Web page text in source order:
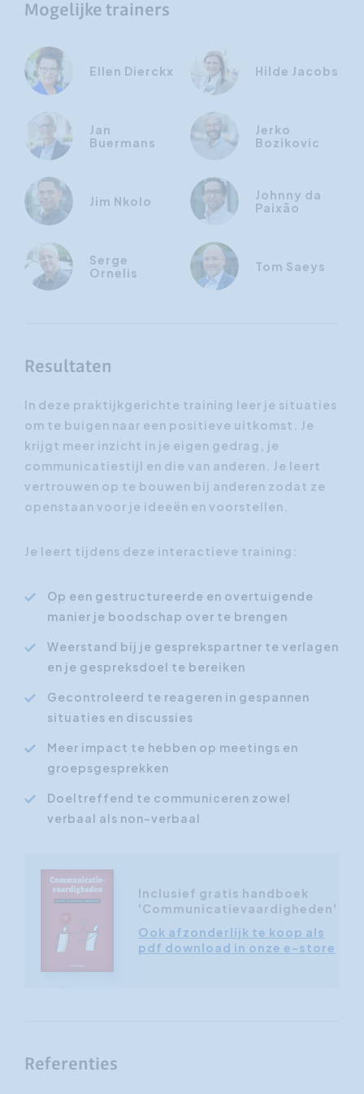
Mogelijke trainers
Ellen Dierckx Hilde Jacobs
Jan
Buermans
Jerko
Bozikovic
Jim Nkolo
Johnny da
Paixão
Serge
Ornelis
Tom Saeys
Resultaten
In deze praktijkgerichte training leer je situaties
om te buigen naar een positieve uitkomst. Je
krijgt meer inzicht in je eigen gedrag, je
communicatiestijl en die van anderen. Je leert
vertrouwen op te bouwen bij anderen zodat ze
openstaan voor je ideeën en voorstellen.
Je leert tijdens deze interactieve training:
Op een gestructureerde en overtuigende
manier je boodschap over te brengen
Weerstand bij je gesprekspartner te verlagen
en je gespreksdoel te bereiken
Gecontroleerd te reageren in gespannen
situaties en discussies
Meer impact te hebben op meetings en
groepsgesprekken
Doeltreffend te communiceren zowel
verbaal als non-verbaal
Inclusief gratis handboek
'Communicatievaardigheden'
Ook afzonderlijk te koop als
pdf download in onze e-store
Referenties